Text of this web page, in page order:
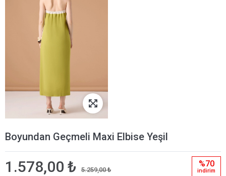
Boyundan Geçmeli Maxi Elbise Yeşil
1.578,00 ₺ 5.259,00 ₺
%70
i̇ndi̇ri̇m